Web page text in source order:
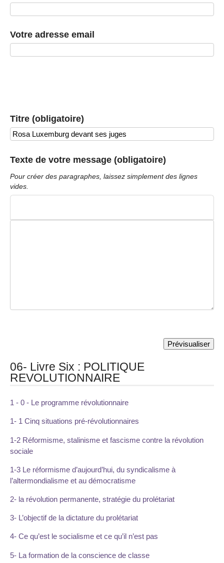
Votre adresse email
Titre (obligatoire)
Texte de votre message (obligatoire)
Pour créer des paragraphes, laissez simplement des lignes
vides.
06- Livre Six : POLITIQUE
REVOLUTIONNAIRE
1 - 0 - Le programme révolutionnaire
1- 1 Cinq situations pré-révolutionnaires
1-2 Réformisme, stalinisme et fascisme contre la révolution
sociale
1-3 Le réformisme d’aujourd’hui, du syndicalisme à
l’altermondialisme et au démocratisme
2- la révolution permanente, stratégie du prolétariat
3- L’objectif de la dictature du prolétariat
4- Ce qu’est le socialisme et ce qu’il n’est pas
5- La formation de la conscience de classe